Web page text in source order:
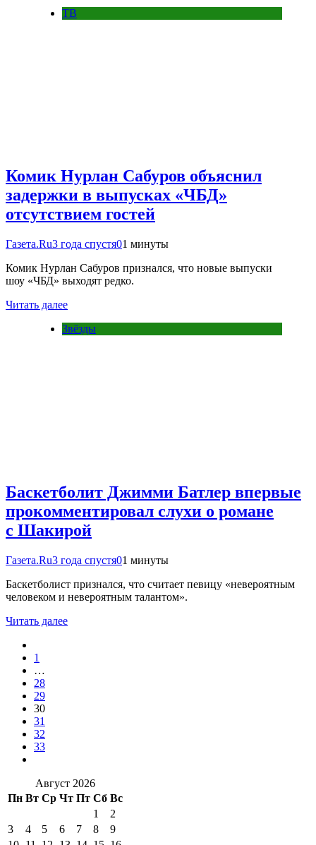
ТВ
Комик Нурлан Сабуров объяснил
задержки в выпусках «ЧБД»
отсутствием гостей
Газета.Ru3 года спустя01 минуты
Комик Нурлан Сабуров признался, что новые выпуски
шоу «ЧБД» выходят редко.
Читать далее
Звёзды
Баскетболит Джимми Батлер впервые
прокомментировал слухи о романе
с Шакирой
Газета.Ru3 года спустя01 минуты
Баскетболист признался, что считает певицу «невероятным
человеком и невероятным талантом».
Читать далее
1
…
28
29
30
31
32
33
Август 2026
Пн Вт Ср Чт Пт Сб Вс
1
2
3
4 5 6 7 8
9